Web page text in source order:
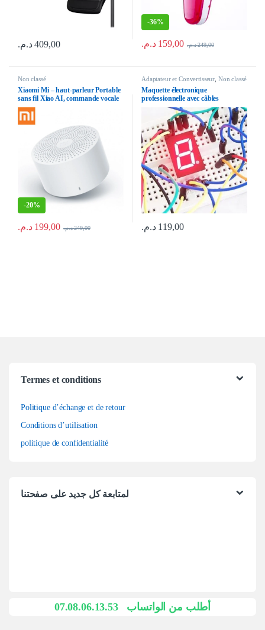
409,00 د.م.
-36%
159,00 د.م. 249,00 د.م.
Non classé
Xiaomi Mi – haut-parleur Portable
sans fil Xiao AI, commande vocale
intelligente, mains libres, basses,
Mini musique, Original
-20%
199,00 د.م. 249,00 د.م.
Adaptateur et Convertisseur Non classé
Maquette électronique
professionnelle avec câbles
119,00 د.م.
Termes et conditions
Politique d’échange et de retour
Conditions d’utilisation
politique de confidentialité
لمتابعة كل جديد على صفحتنا
07.08.06.13.53 أطلب من الواتساب